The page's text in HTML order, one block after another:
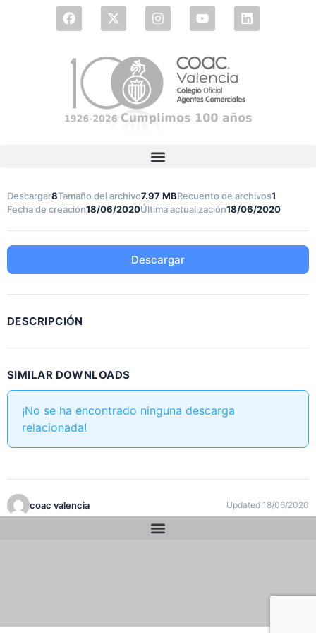
Descargar8Tamaño del archivo7.97 MBRecuento de archivos1
Fecha de creación18/06/2020Última actualización18/06/2020
Descargar
DESCRIPCIÓN
SIMILAR DOWNLOADS
¡No se ha encontrado ninguna descarga
relacionada!
coac valencia Updated 18/06/2020